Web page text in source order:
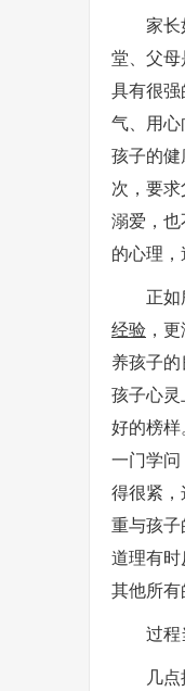
家
堂、父
具有很
气、用
孩子的
次，要
溺爱，
的心理
正
经验 ，
养孩子
孩子心
好的榜
一门学
得很紧
重与孩
道理有
其他所
过程
几点